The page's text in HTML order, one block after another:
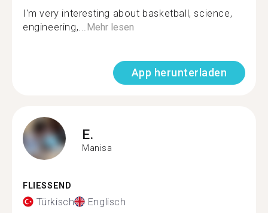
I'm very interesting about basketball, science,
engineering,...Mehr lesen
App herunterladen
E.
Manisa
FLIESSEND
Türkisch Englisch